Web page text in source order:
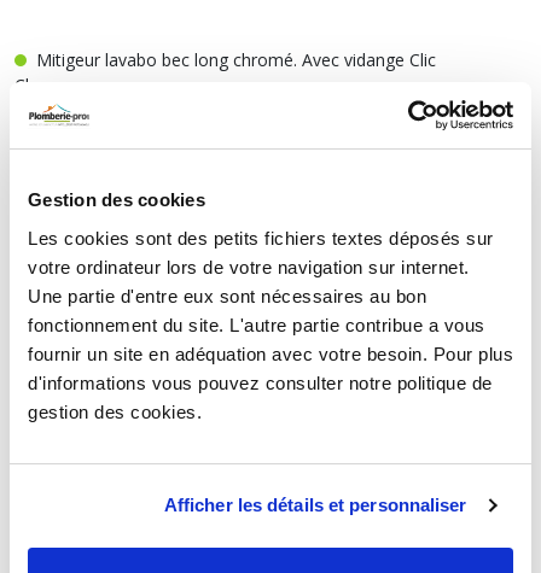
Gestion des cookies
Les cookies sont des petits fichiers textes déposés sur
votre ordinateur lors de votre navigation sur internet.
Une partie d'entre eux sont nécessaires au bon
fonctionnement du site. L'autre partie contribue a vous
fournir un site en adéquation avec votre besoin. Pour plus
d'informations vous pouvez consulter notre politique de
gestion des cookies.
Afficher les détails et personnaliser
Mitigeur lavabo bec long chromé. Avec vidange Clic
Clac
141,34 €TTC
119,74 €TTC
99,78 €HT
MITIGEUR LAVABO BEC LONG EUROSMART
Mitigeur de lavabo Grohe Eurosmart M-Size,
chromé Hauteur 195 mm, avec bonde à tirette
89,75 €HT